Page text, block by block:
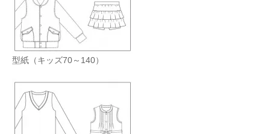
型紙（キッズ70～140）